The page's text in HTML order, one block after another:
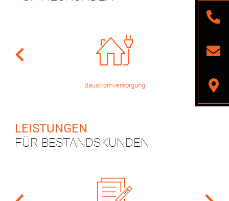
Baustromversorgung
LEISTUNGEN
FÜR BESTANDSKUNDEN